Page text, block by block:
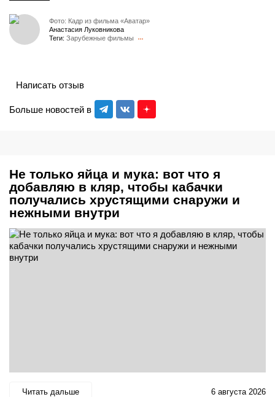
Фото: Кадр из фильма «Аватар»
Анастасия Луковникова
Теги: Зарубежные фильмы
Больше новостей в
Написать отзыв
Не только яйца и мука: вот что я
добавляю в кляр, чтобы кабачки
получались хрустящими снаружи и
нежными внутри
Читать дальше 6 августа 2026